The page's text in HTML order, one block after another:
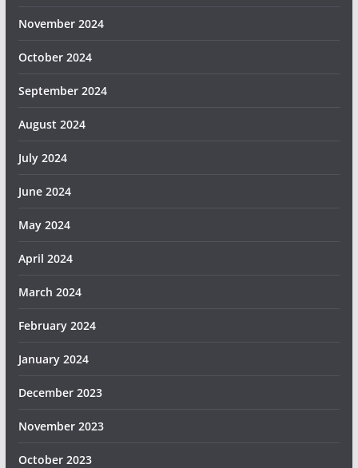
November 2024
October 2024
September 2024
August 2024
July 2024
June 2024
May 2024
April 2024
March 2024
February 2024
January 2024
December 2023
November 2023
October 2023